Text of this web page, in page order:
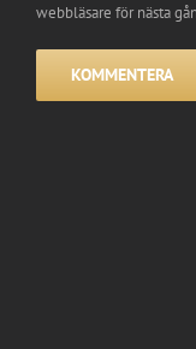
webbläsare för nästa